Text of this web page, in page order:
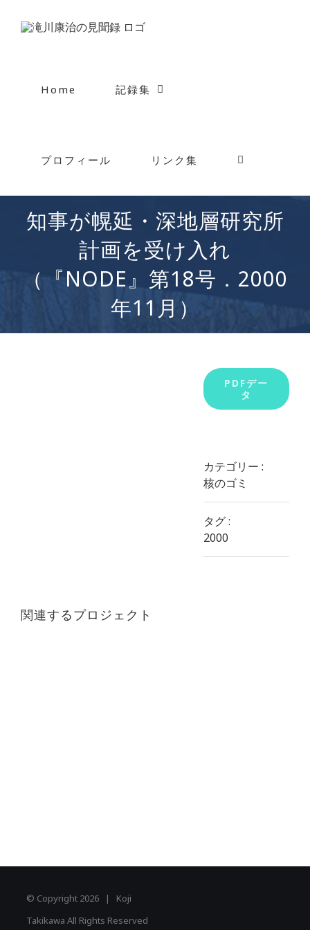
Home 記録集
プロフィール リンク集
知事が幌延・深地層研究所
計画を受け入れ
（『NODE』第18号．2000
年11月）
PDFデー
タ
カテゴリー :
核のゴミ
タグ :
2000
関連するプロジェクト
© Copyright 2026 | Koji
Takikawa All Rights Reserved